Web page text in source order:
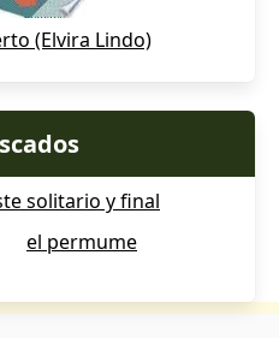
(Elvira Lindo)
solitario y final
el permume